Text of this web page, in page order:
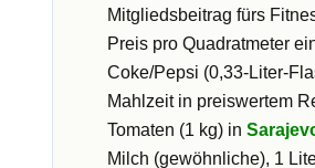
Mitgliedsbeitrag fürs
Preis pro Quadratmeter
Coke/Pepsi (0,33-Liter-
Mahlzeit in preiswertem
Tomaten (1 kg) in
Milch (gewöhnliche), 1